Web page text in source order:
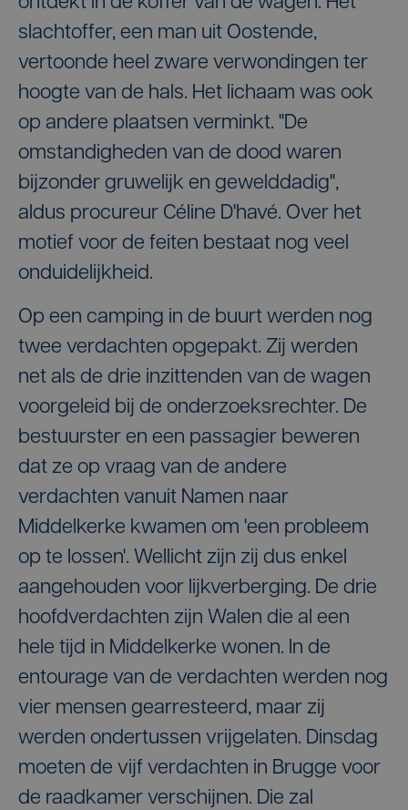
slachtoffer, een man uit Oostende,
vertoonde heel zware verwondingen ter
hoogte van de hals. Het lichaam was ook
op andere plaatsen verminkt. "De
omstandigheden van de dood waren
bijzonder gruwelijk en gewelddadig",
aldus procureur Céline D'havé. Over het
motief voor de feiten bestaat nog veel
onduidelijkheid.
Op een camping in de buurt werden nog
twee verdachten opgepakt. Zij werden
net als de drie inzittenden van de wagen
voorgeleid bij de onderzoeksrechter. De
bestuurster en een passagier beweren
dat ze op vraag van de andere
verdachten vanuit Namen naar
Middelkerke kwamen om 'een probleem
op te lossen'. Wellicht zijn zij dus enkel
aangehouden voor lijkverberging. De drie
hoofdverdachten zijn Walen die al een
hele tijd in Middelkerke wonen. In de
entourage van de verdachten werden nog
vier mensen gearresteerd, maar zij
werden ondertussen vrijgelaten. Dinsdag
moeten de vijf verdachten in Brugge voor
de raadkamer verschijnen. Die zal